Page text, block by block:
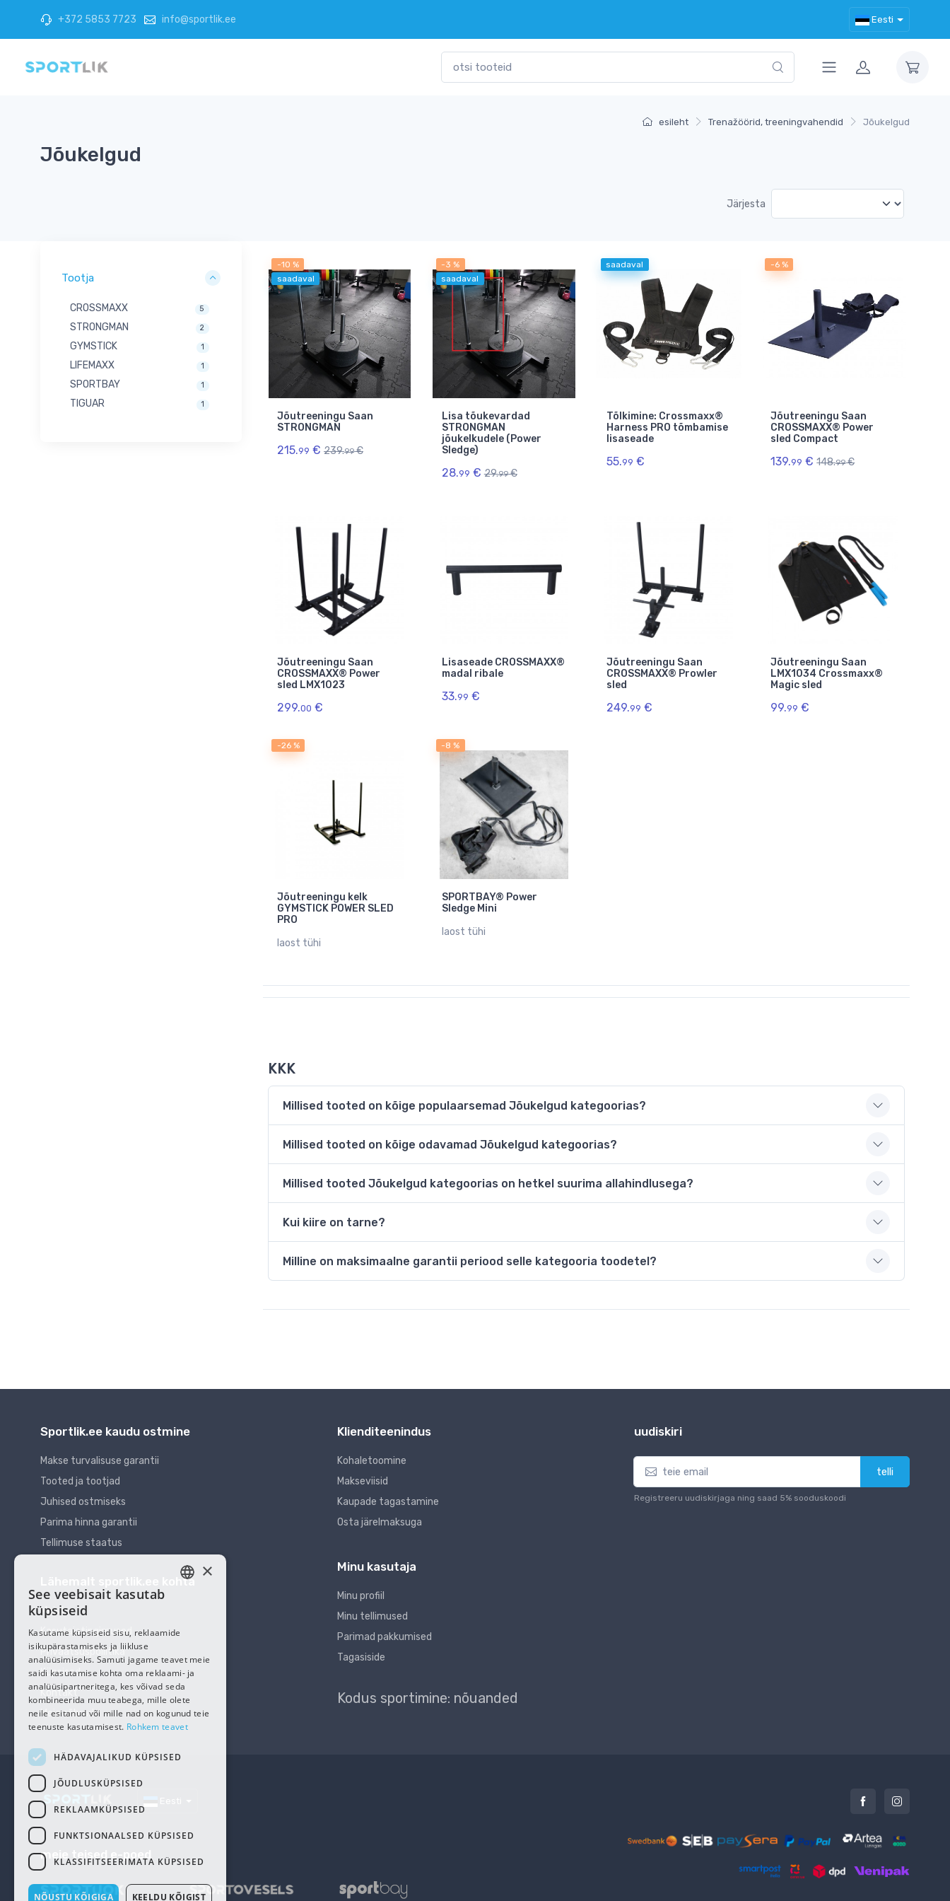
+372 5853 7723 info@sportlik.ee Eesti
esileht Trenažöörid, treeningvahendid Jõukelgud
Jõukelgud
Järjesta
Tootja
CROSSMAXX 5
STRONGMAN 2
GYMSTICK 1
LIFEMAXX 1
SPORTBAY 1
TIGUAR 1
-10 %
saadaval
Jõutreeningu Saan
STRONGMAN
215.99 € 239.99€
-3 %
saadaval
Lisa tõukevardad
STRONGMAN
jõukelkudele (Power
Sledge)
28.99 €29.99€
saadaval
Tõlkimine: Crossmaxx®
Harness PRO tõmbamise
lisaseade
55.99 €
-6 %
Jõutreeningu Saan
CROSSMAXX® Power
sled Compact
139.99 €148.99€
Jõutreeningu Saan
CROSSMAXX® Power
sled LMX1023
299.00 €
Lisaseade CROSSMAXX®
madal ribale
33.99 €
Jõutreeningu Saan
CROSSMAXX® Prowler
sled
249.99 €
Jõutreeningu Saan
LMX1034 Crossmaxx®
Magic sled
99.99 €
-26 %
Jõutreeningu kelk
GYMSTICK POWER SLED
PRO
laost tühi
-8 %
SPORTBAY® Power
Sledge Mini
laost tühi
KKK
Millised tooted on kõige populaarsemad Jõukelgud kategoorias?
Millised tooted on kõige odavamad Jõukelgud kategoorias?
Millised tooted Jõukelgud kategoorias on hetkel suurima allahindlusega?
Kui kiire on tarne?
Milline on maksimaalne garantii periood selle kategooria toodetel?
Sportlik.ee kaudu ostmine
Makse turvalisuse garantii
Tooted ja tootjad
Juhised ostmiseks
Parima hinna garantii
Tellimuse staatus
Lähemalt sportlik.ee kohta
Meist
Kasutajatingimused
Privaatsuspoliitika
Küpsised
Kontakt
Meie sõbrad
Klienditeenindus
Kohaletoomine
Makseviisid
Kaupade tagastamine
Osta järelmaksuga
Minu kasutaja
Minu profiil
Minu tellimused
Parimad pakkumised
Tagasiside
Kodus sportimine: nõuanded
uudiskiri
telli
Registreeru uudiskirjaga ning saad 5% sooduskoodi
meie teised e-poed
×
See veebisait kasutab
küpsiseid
Kasutame küpsiseid sisu, reklaamide
isikupärastamiseks ja liikluse
analüüsimiseks. Samuti jagame teavet meie
saidi kasutamise kohta oma reklaami- ja
analüüsipartneritega, kes võivad seda
kombineerida muu teabega, mille olete
neile esitanud või mille nad on kogunud teie
teenuste kasutamisest. Rohkem teavet
HÄDAVAJALIKUD KÜPSISED
JÕUDLUSKÜPSISED
REKLAAMKÜPSISED
FUNKTSIONAALSED KÜPSISED
KLASSIFITSEERIMATA KÜPSISED
NÕUSTU KÕIGIGA KEELDU KÕIGIST